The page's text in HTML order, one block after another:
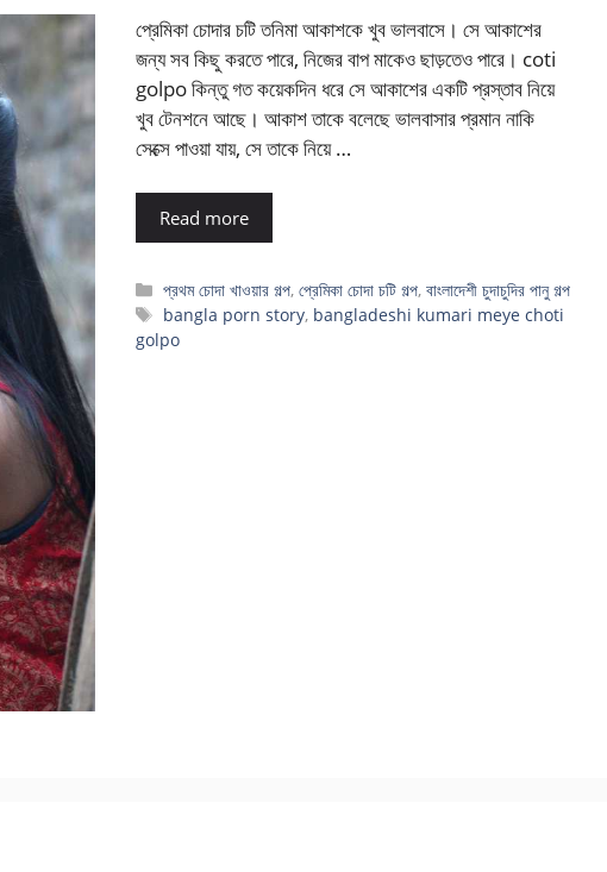
প্রেমিকা চোদার চটি তনিমা আকাশকে খুব ভালবাসে। সে আকাশের
জন্য সব কিছু করতে পারে, নিজের বাপ মাকেও ছাড়তেও পারে। coti
golpo কিন্তু গত কয়েকদিন ধরে সে আকাশের একটি প্রস্তাব নিয়ে
খুব টেনশনে আছে। আকাশ তাকে বলেছে ভালবাসার প্রমান নাকি
সেক্সে পাওয়া যায়, সে তাকে নিয়ে …
Read more
Categories
প্রথম চোদা খাওয়ার গল্প,প্রেমিকা চোদা চটি গল্প,বাংলাদেশী চুদাচুদির পানু গল্প
Tags
bangla porn story, bangladeshi kumari meye choti
golpo